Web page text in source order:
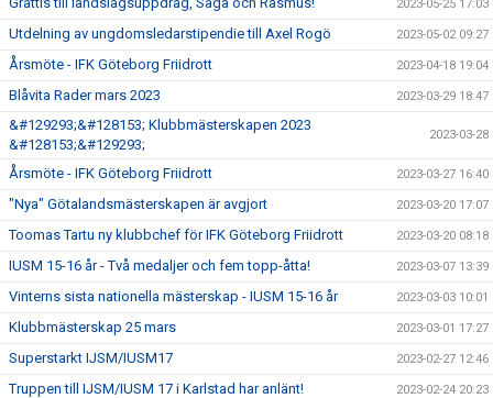
2023-05-25 17:03
Utdelning av ungdomsledarstipendie till Axel Rogö 2023-05-02 09:27
Årsmöte - IFK Göteborg Friidrott 2023-04-18 19:04
Blåvita Rader mars 2023 2023-03-29 18:47
&#129293;&#128153; Klubbmästerskapen 2023
&#128153;&#129293;
2023-03-28
Årsmöte - IFK Göteborg Friidrott 2023-03-27 16:40
"Nya" Götalandsmästerskapen är avgjort 2023-03-20 17:07
Toomas Tartu ny klubbchef för IFK Göteborg Friidrott 2023-03-20 08:18
IUSM 15-16 år - Två medaljer och fem topp-åtta! 2023-03-07 13:39
Vinterns sista nationella mästerskap - IUSM 15-16 år 2023-03-03 10:01
Klubbmästerskap 25 mars 2023-03-01 17:27
Superstarkt IJSM/IUSM17 2023-02-27 12:46
Truppen till IJSM/IUSM 17 i Karlstad har anlänt! 2023-02-24 20:23